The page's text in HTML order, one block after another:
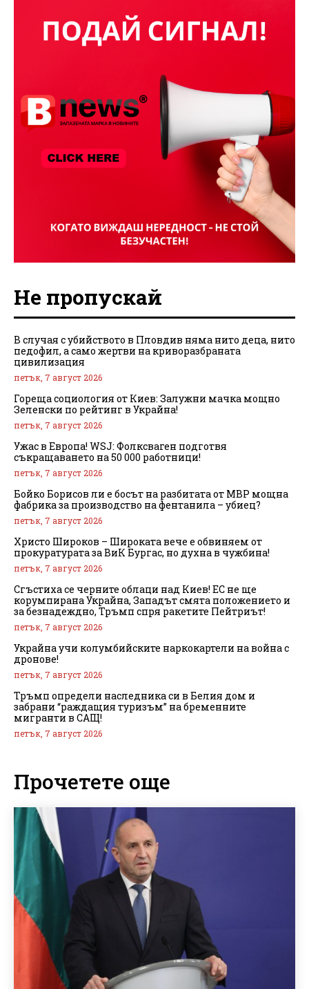
Не пропускай
В случая с убийството в Пловдив няма нито деца, нито
педофил, а само жертви на криворазбраната
цивилизация
петък, 7 август 2026
Гореща социология от Киев: Залужни мачка мощно
Зеленски по рейтинг в Украйна!
петък, 7 август 2026
Ужас в Европа! WSJ: Фолксваген подготвя
съкращаването на 50 000 работници!
петък, 7 август 2026
Бойко Борисов ли е босът на разбитата от МВР мощна
фабрика за производство на фентанила – убиец?
петък, 7 август 2026
Христо Широков – Широката вече е обвиняем от
прокуратурата за ВиК Бургас, но духна в чужбина!
петък, 7 август 2026
Сгъстиха се черните облаци над Киев! ЕС не ще
корумпирана Украйна, Западът смята положението и
за безнадеждно, Тръмп спря ракетите Пейтриът!
петък, 7 август 2026
Украйна учи колумбийските наркокартели на война с
дронове!
петък, 7 август 2026
Тръмп определи наследника си в Белия дом и
забрани “раждащия туризъм” на бременните
мигранти в САЩ!
петък, 7 август 2026
Прочетете още